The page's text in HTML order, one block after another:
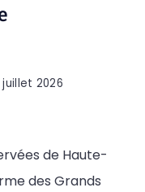
juillet 2026
de Haute-
des Grands